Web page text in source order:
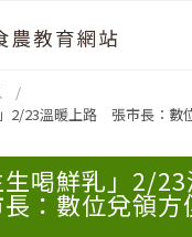
2/23溫暖上路 張市長：數
喝鮮乳」2/23
：數位兌領方